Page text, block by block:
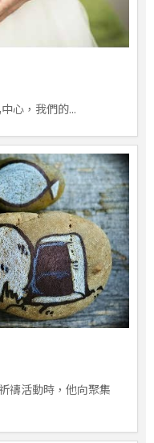
心，我們的...
禱活動時，他向聚集